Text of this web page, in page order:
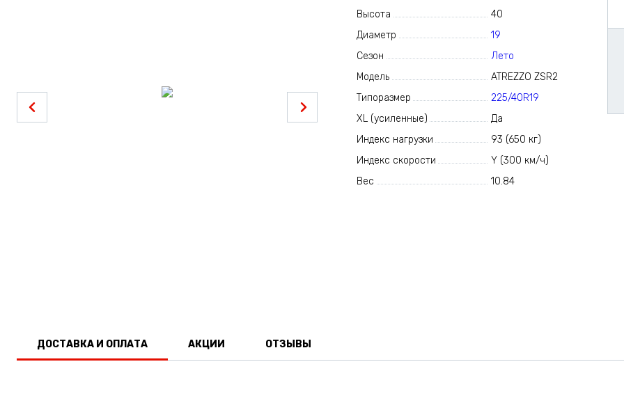
Высота
40
Диаметр
19
Сезон
Лето
Модель
ATREZZO ZSR2
Типоразмер
225/40R19
XL (усиленные)
Да
Индекс нагрузки
93 (650 кг)
Индекс скорости
Y (300 км/ч)
Вес
10.84
ДОСТАВКА И ОПЛАТА АКЦИИ ОТЗЫВЫ